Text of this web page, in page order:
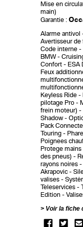
Mise en
main)
Garantie :
Alarme antivol
Avertisseur
Code interne
BMW
Confort
ESA
Feux
Keyless Ride
pilotage Pro
frein moteur)
Shadow
Pack
Touring
Poignees
Protege mains
des pneus)
rayons noires
Akrapovic
valises
Teleservices
Edition
Voir la fiche